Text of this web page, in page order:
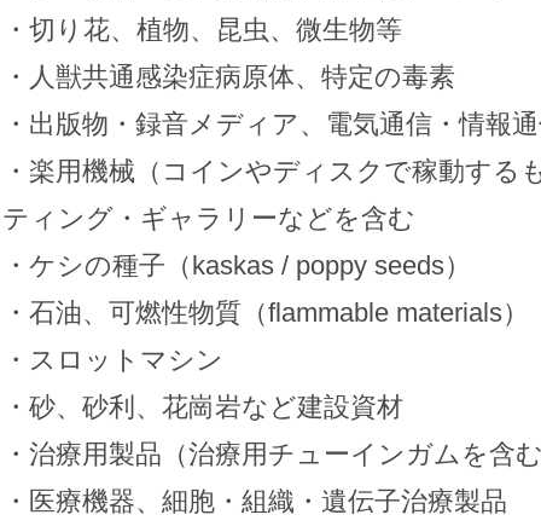
・切り花、植物、昆虫、微生物等
・人獣共通感染症病原体、特定の毒素
・出版物・録音メディア、電気通信・情報
・楽用機械（コインやディスクで稼動する
ティング・ギャラリーなどを含む
・ケシの種子（kaskas / poppy seeds）
・石油、可燃性物質（flammable materials）
・スロットマシン
・砂、砂利、花崗岩など建設資材
・治療用製品（治療用チューインガムを含
・医療機器、細胞・組織・遺伝子治療製品